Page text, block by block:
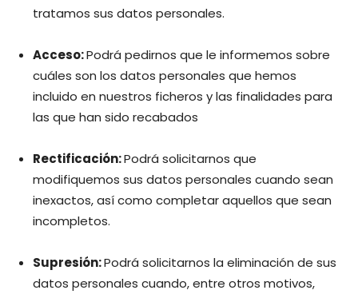
tratamos sus datos personales.
Acceso:Podrá pedirnos que le informemos sobre
cuáles son los datos personales que hemos
incluido en nuestros ficheros y las finalidades para
las que han sido recabados
Rectificación:Podrá solicitarnos que
modifiquemos sus datos personales cuando sean
inexactos, así como completar aquellos que sean
incompletos.
Supresión:Podrá solicitarnos la eliminación de sus
datos personales cuando, entre otros motivos,